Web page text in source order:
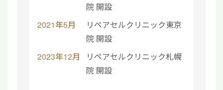
院 開設
2021年5月
リペアセルクリニック東京
院 開設
2023年12月
リペアセルクリニック札幌
院 開設